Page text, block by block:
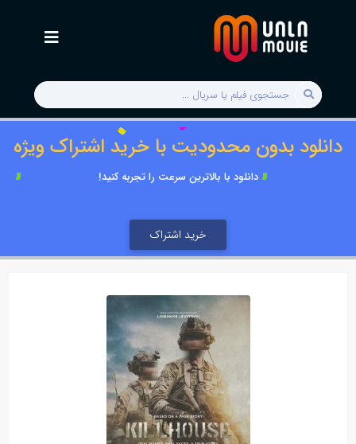
دانلود بدون محدودیت با خرید اشتراک ویژه
دانلود با بالاترین سرعت را تجربه کنید!
خرید اشتراک